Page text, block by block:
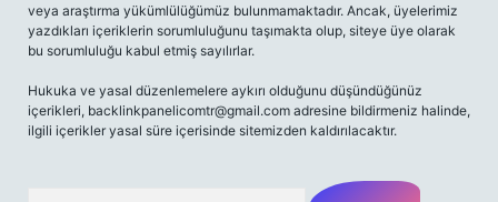
veya araştırma yükümlülüğümüz bulunmamaktadır. Ancak, üyelerimiz
yazdıkları içeriklerin sorumluluğunu taşımakta olup, siteye üye olarak
bu sorumluluğu kabul etmiş sayılırlar.
Hukuka ve yasal düzenlemelere aykırı olduğunu düşündüğünüz
içerikleri, backlinkpanelicomtr@gmail.com adresine bildirmeniz halinde,
ilgili içerikler yasal süre içerisinde sitemizden kaldırılacaktır.